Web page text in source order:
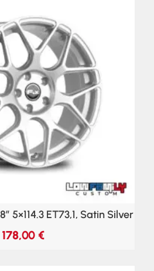
5×114.3 ET73,1, Satin Silver
178,00 €